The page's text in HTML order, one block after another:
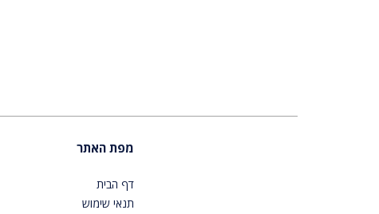
מפת האתר
דף הבית
תנאי שימוש